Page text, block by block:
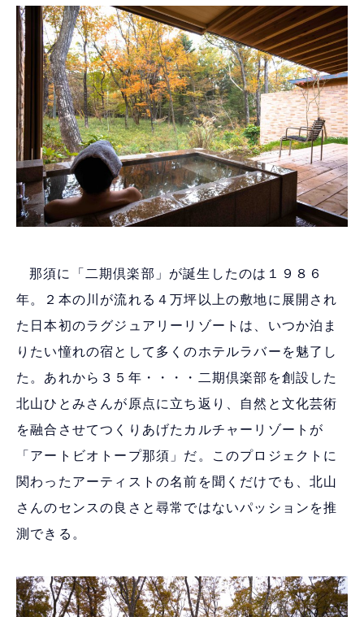
那須に「二期倶楽部」が誕生したのは１９８６
年。２本の川が流れる４万坪以上の敷地に展開され
た日本初のラグジュアリーリゾートは、いつか泊ま
りたい憧れの宿として多くのホテルラバーを魅了し
た。あれから３５年・・・・二期倶楽部を創設した
北山ひとみさんが原点に立ち返り、自然と文化芸術
を融合させてつくりあげたカルチャーリゾートが
「アートビオトープ那須」だ。このプロジェクトに
関わったアーティストの名前を聞くだけでも、北山
さんのセンスの良さと尋常ではないパッションを推
測できる。